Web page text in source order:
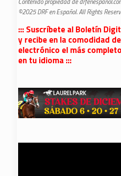
©2025 DRF en Español. All Rights
::: Suscríbete al Boletín
y recibe en la comodidad
electrónico el más
en tu idioma :::